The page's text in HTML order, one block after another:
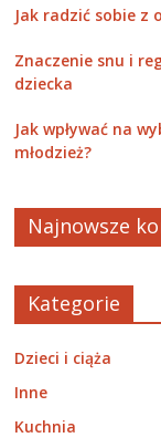
Jak radzić sobie z
Znaczenie snu i
dziecka
Jak wpływać na
młodzież?
Najnowsze
Kategorie
Dzieci i ciąża
Inne
Kuchnia